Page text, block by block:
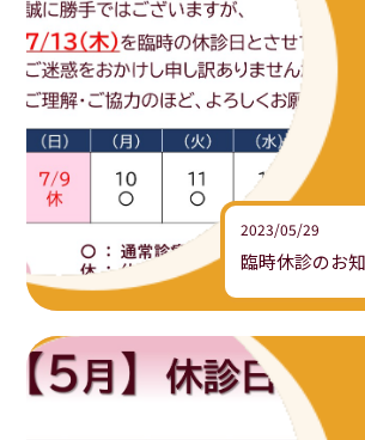
2023/05/29